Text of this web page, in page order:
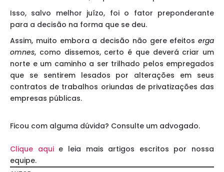
Isso, salvo melhor juízo, foi o fator preponderante
para a decisão na forma que se deu.
Assim, muito embora a decisão não gere efeitos erga
omnes, como dissemos, certo é que deverá criar um
norte e um caminho a ser trilhado pelos empregados
que se sentirem lesados por alterações em seus
contratos de trabalhos oriundas de privatizações das
empresas públicas.
Ficou com alguma dúvida? Consulte um advogado.
Clique aquie leia mais artigos escritos por nossa
equipe.